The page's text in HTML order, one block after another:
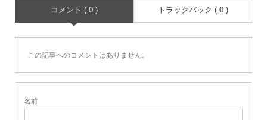
コメント ( 0 ) トラックバック ( 0 )
この記事へのコメントはありません。
名前